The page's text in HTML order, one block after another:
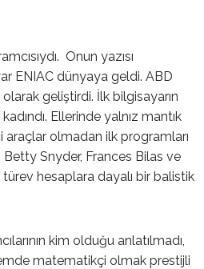
Onun yazısı
ENIAC dünyaya geldi. ABD
olarak geliştirdi. İlk bilgisayarın
Ellerinde yalnız mantık
olmadan ilk programları
Snyder, Frances Bilas ve
türev hesaplara dayalı bir balistik
kim olduğu anlatılmadı,
matematikçi olmak prestijli